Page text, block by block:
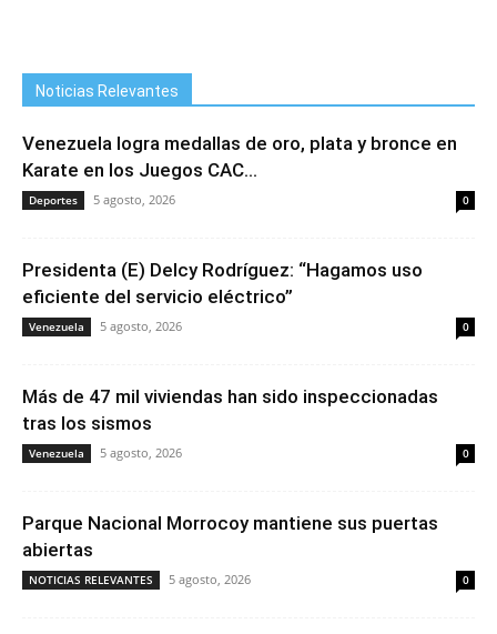
Noticias Relevantes
Venezuela logra medallas de oro, plata y bronce en
Karate en los Juegos CAC...
Deportes 5 agosto, 2026 0
Presidenta (E) Delcy Rodríguez: “Hagamos uso
eficiente del servicio eléctrico”
Venezuela 5 agosto, 2026 0
Más de 47 mil viviendas han sido inspeccionadas
tras los sismos
Venezuela 5 agosto, 2026 0
Parque Nacional Morrocoy mantiene sus puertas
abiertas
NOTICIAS RELEVANTES 5 agosto, 2026 0